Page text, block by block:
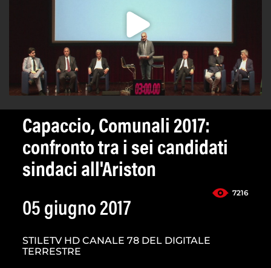
Capaccio, Comunali 2017:
confronto tra i sei candidati
sindaci all'Ariston
7216
05 giugno 2017
STILETV HD CANALE 78 DEL DIGITALE
TERRESTRE